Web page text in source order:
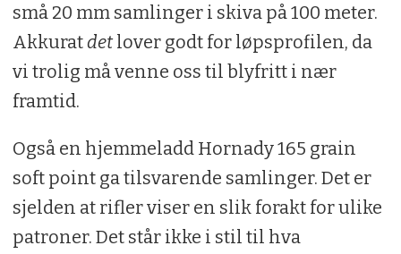
små 20 mm samlinger i skiva på 100 meter.
Akkuratdetlover godt for løpsprofilen, da
vi trolig må venne oss til blyfritt i nær
framtid.
Også en hjemmeladd Hornady 165 grain
soft point ga tilsvarende samlinger. Det er
sjelden at rifler viser en slik forakt for ulike
patroner. Det står ikke i stil til hva